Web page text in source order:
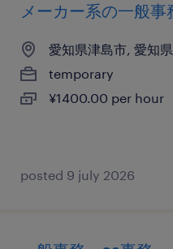
メーカー系の一般事
愛知県津島市, 愛知県
temporary
¥1400.00 per hour
posted 9 july 2026